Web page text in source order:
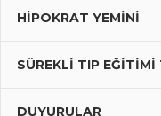
HIPOKRAT YEMINI
SÜREKLI TIP
DUYURULAR